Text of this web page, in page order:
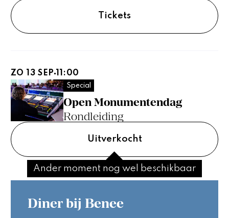
Tickets
Open Monumentendag
Rondleiding
Special
Uitverkocht
Ander moment nog wel beschikbaar
ZO 13 SEP 11:00
Diner bij Benee